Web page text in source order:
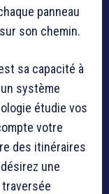
panneau
son chemin.
sa capacité à
système
étudie vos
votre
des itinéraires
une
traversée